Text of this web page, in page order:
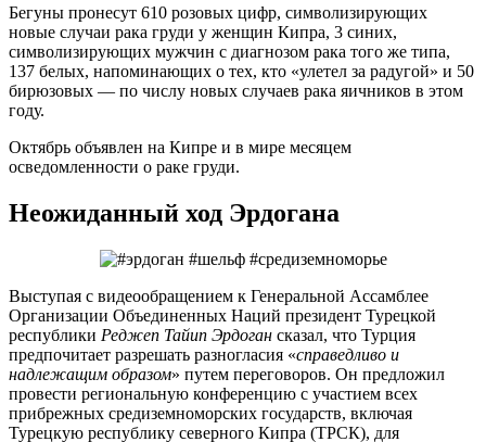
Бегуны пронесут 610 розовых цифр, символизирующих
новые случаи рака груди у женщин Кипра, 3 синих,
символизирующих мужчин с диагнозом рака того же типа,
137 белых, напоминающих о тех, кто «улетел за радугой» и 50
бирюзовых — по числу новых случаев рака яичников в этом
году.
Октябрь объявлен на Кипре и в мире месяцем
осведомленности о раке груди.
Неожиданный ход Эрдогана
Выступая с видеообращением к Генеральной Ассамблее
Организации Объединенных Наций президент Турецкой
республики Реджеп Тайип Эрдоган сказал, что Турция
предпочитает разрешать разногласия «справедливо и
надлежащим образом» путем переговоров. Он предложил
провести региональную конференцию с участием всех
прибрежных средиземноморских государств, включая
Турецкую республику северного Кипра (ТРСК), для